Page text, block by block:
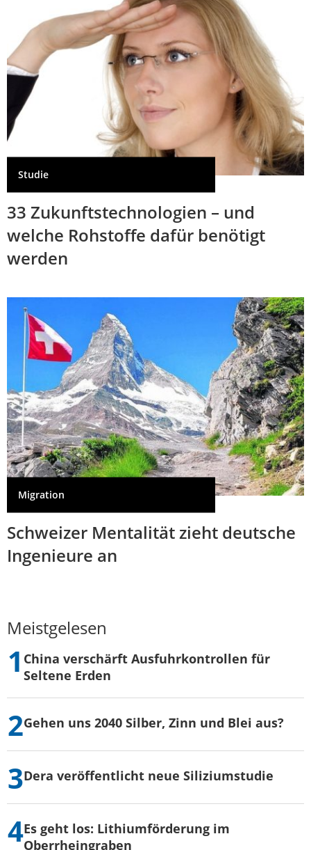
Studie
33 Zukunftstechnologien – und
welche Rohstoffe dafür benötigt
werden
Migration
Schweizer Mentalität zieht deutsche
Ingenieure an
Meistgelesen
China verschärft Ausfuhrkontrollen für
Seltene Erden
Gehen uns 2040 Silber, Zinn und Blei aus?
Dera veröffentlicht neue Siliziumstudie
Es geht los: Lithiumförderung im
Oberrheingraben